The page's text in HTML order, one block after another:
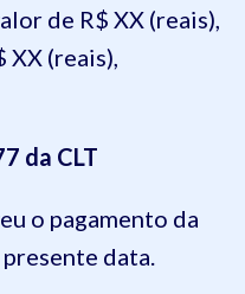
de R$ XX (reais),
(reais),
da CLT
o pagamento da
data.